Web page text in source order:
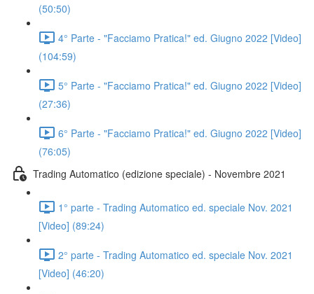
(50:50)
4° Parte - "Facciamo Pratica!" ed. Giugno 2022 [Video]
(104:59)
5° Parte - "Facciamo Pratica!" ed. Giugno 2022 [Video]
(27:36)
6° Parte - "Facciamo Pratica!" ed. Giugno 2022 [Video]
(76:05)
Trading Automatico (edizione speciale) - Novembre 2021
1° parte - Trading Automatico ed. speciale Nov. 2021
[Video] (89:24)
2° parte - Trading Automatico ed. speciale Nov. 2021
[Video] (46:20)